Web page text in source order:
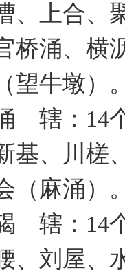
、上合、
桥涌、横
望牛墩）。
：14个
基、川槎
（麻涌）。
：14个
、刘屋、